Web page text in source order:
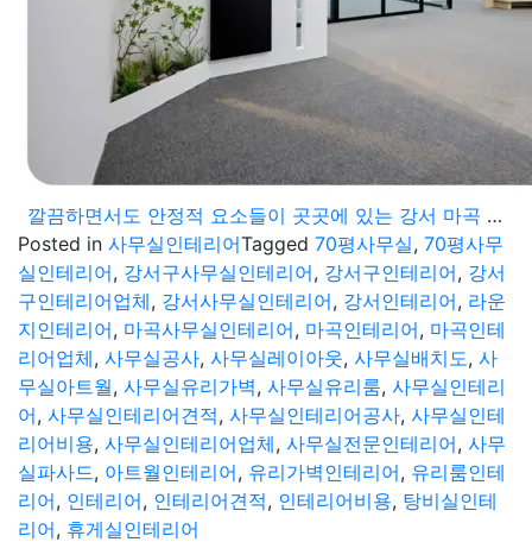
깔끔하면서도 안정적 요소들이 곳곳에 있는 강서 마곡 사무실인테리어 70평 공간
Posted in 사무실인테리어Tagged 70평사무실, 70평사무
실인테리어, 강서구사무실인테리어, 강서구인테리어, 강서
구인테리어업체, 강서사무실인테리어, 강서인테리어, 라운
지인테리어, 마곡사무실인테리어, 마곡인테리어, 마곡인테
리어업체, 사무실공사, 사무실레이아웃, 사무실배치도, 사
무실아트월, 사무실유리가벽, 사무실유리룸, 사무실인테리
어, 사무실인테리어견적, 사무실인테리어공사, 사무실인테
리어비용, 사무실인테리어업체, 사무실전문인테리어, 사무
실파사드, 아트월인테리어, 유리가벽인테리어, 유리룸인테
리어, 인테리어, 인테리어견적, 인테리어비용, 탕비실인테
리어, 휴게실인테리어